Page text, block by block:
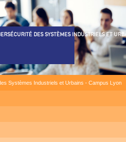
DES SYSTÈMES INDUSTRIELS ET
Systèmes Industriels et Urbains - Campus Lyon